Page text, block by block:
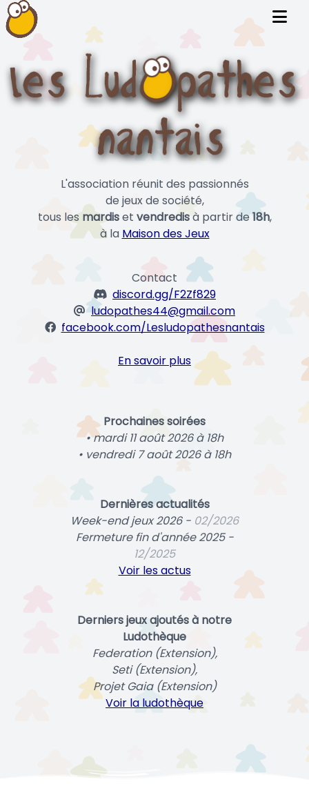
L'association réunit des passionnés
de jeux de société,
tous lesmardiset vendredisà partir de18h,
à la Maison des Jeux
Contact
discord.gg/F2Zf829
ludopathes44@gmail.com
facebook.com/Lesludopathesnantais
En savoir plus
Prochaines soirées
• mardi 11 août 2026 à 18h
• vendredi 7 août 2026 à 18h
Dernières actualités
Week-end jeux 2026 - 02/2026
Fermeture fin d'année 2025 -
12/2025
Voir les actus
Derniers jeux ajoutés à notre
Ludothèque
Federation (Extension),
Seti (Extension),
Projet Gaia (Extension)
Voir la ludothèque